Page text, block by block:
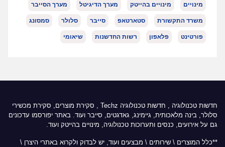
מינויים מינויים בהייטק מערך הדיגיטל מערך הסייבר
משרד התקשורת סטארטאפ סייבר סלולר סמסונג
פורטינט פלאפון רשות החדשנות שיאומי
חדשות טכנולוגיה חדשות טכנולוגיה Techz
, סקירת מוצרים, סקירת מכשירי
סלולר, בינה מלאכותית, גיימינג, גאדגטים, סייבר ועוד. באתר יפורסמו עדכונים
גם על אירועים, כנסים ותערוכות טכנולוגיה, מינויים בהייטק ועוד.
**כלל המוצרים \ שירותים \ מבצעים ועוד, יש לבדוק ולקרוא באתרי היצרן \